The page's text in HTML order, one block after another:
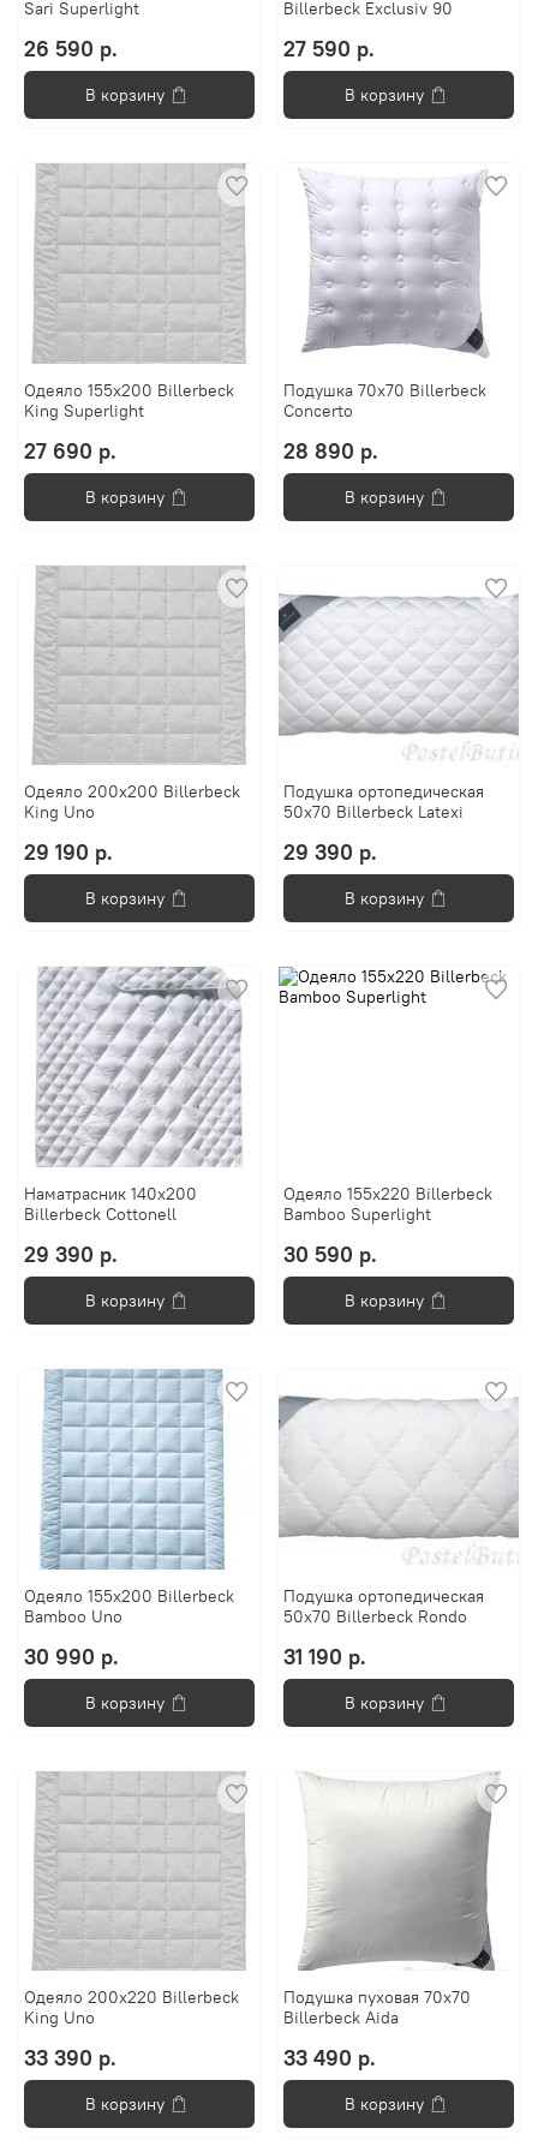
Sari Superlight
26 590 р.
В корзину
Billerbeck Exclusiv 90
27 590 р.
В корзину
Одеяло 155х200 Billerbeck
King Superlight
27 690 р.
В корзину
Подушка 70x70 Billerbeck
Concerto
28 890 р.
В корзину
Одеяло 200х200 Billerbeck
King Uno
29 190 р.
В корзину
Подушка ортопедическая
50x70 Billerbeck Latexi
29 390 р.
В корзину
Наматрасник 140х200
Billerbeck Cottonell
29 390 р.
В корзину
Одеяло 155х220 Billerbeck
Bamboo Superlight
30 590 р.
В корзину
Одеяло 155х200 Billerbeck
Bamboo Uno
30 990 р.
В корзину
Подушка ортопедическая
50x70 Billerbeck Rondo
31 190 р.
В корзину
Одеяло 200х220 Billerbeck
King Uno
33 390 р.
В корзину
Подушка пуховая 70x70
Billerbeck Aida
33 490 р.
В корзину